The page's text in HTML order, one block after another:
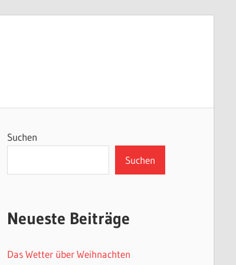
Suchen
Suchen
Neueste Beiträge
Das Wetter über Weihnachten